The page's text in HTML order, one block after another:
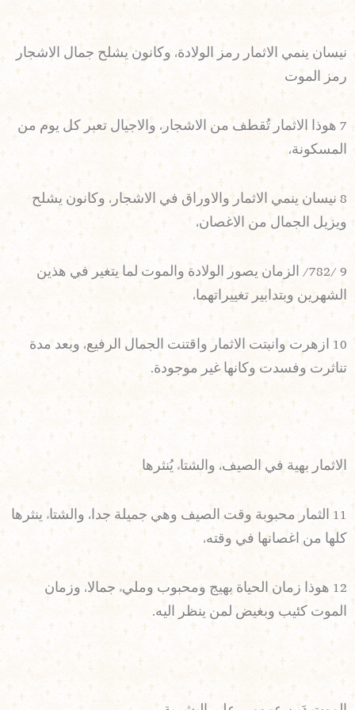
نيسان ينمي الاثمار رمز الولادة، وكانون يشلح جمال الاشجار
رمز الموت
7 هوذا الاثمار تُقطف من الاشجار، والاجيال تعبر كل يوم من
المسكونة،
8 نيسان ينمي الاثمار والاوراق في الاشجار، وكانون يشلح
ويزيل الجمال من الاغصان،
9 /782/ الزمان يصور الولادة والموت لما يتغير في هذين
الشهرين وبتدابير تغييراتهما،
10 ازهرت وانبتت الاثمار واقتنت الجمال الرفيع، وبعد مدة
تناثرت وفسدت وكانها غير موجودة.
الاثمار بهية في الصيف، والشتاء يُنثرها
11 الثمار محبوبة وقت الصيف وهي جميلة جدا، والشتاء ينثرها
كلها من اغصانها في وقته،
12 هوذا زمان الحياة بهيج ومحبوب ومليء جمالا، وزمان
الموت كئيب وبغيض لمن ينظر اليه.